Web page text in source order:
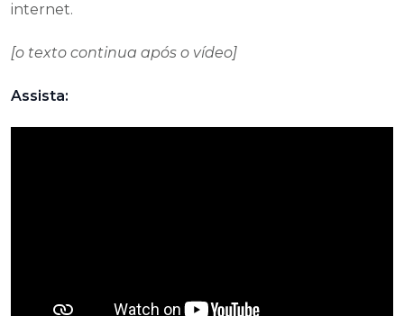
internet.
[o texto continua após o vídeo]
Assista: